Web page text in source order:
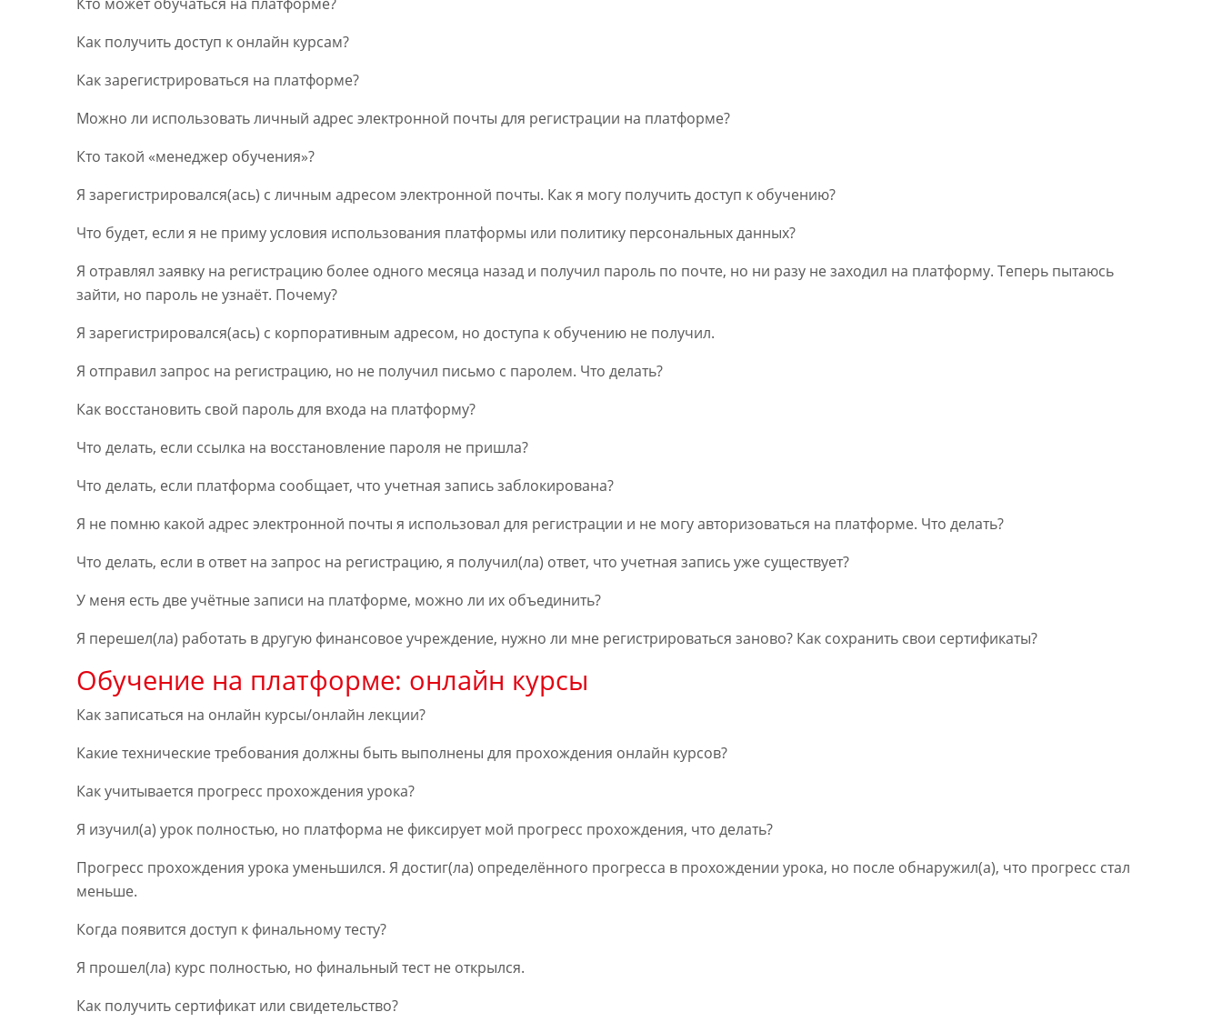
Как получить доступ к онлайн курсам?
Как зарегистрироваться на платформе?
Можно ли использовать личный адрес электронной почты для регистрации на платформе?
Кто такой «менеджер обучения»?
Я зарегистрировался(ась) с личным адресом электронной почты. Как я могу получить доступ к обучению?
Что будет, если я не приму условия использования платформы или политику персональных данных?
Я отравлял заявку на регистрацию более одного месяца назад и получил пароль по почте, но ни разу не заходил на платформу. Теперь пытаюсь
зайти, но пароль не узнаёт. Почему?
Я зарегистрировался(ась) с корпоративным адресом, но доступа к обучению не получил.
Я отправил запрос на регистрацию, но не получил письмо с паролем. Что делать?
Как восстановить свой пароль для входа на платформу?
Что делать, если ссылка на восстановление пароля не пришла?
Что делать, если платформа сообщает, что учетная запись заблокирована?
Я не помню какой адрес электронной почты я использовал для регистрации и не могу авторизоваться на платформе. Что делать?
Что делать, если в ответ на запрос на регистрацию, я получил(ла) ответ, что учетная запись уже существует?
У меня есть две учётные записи на платформе, можно ли их объединить?
Я перешел(ла) работать в другую финансовое учреждение, нужно ли мне регистрироваться заново? Как сохранить свои сертификаты?
Обучение на платформе: онлайн курсы
Как записаться на онлайн курсы/онлайн лекции?
Какие технические требования должны быть выполнены для прохождения онлайн курсов?
Как учитывается прогресс прохождения урока?
Я изучил(а) урок полностью, но платформа не фиксирует мой прогресс прохождения, что делать?
Прогресс прохождения урока уменьшился. Я достиг(ла) определённого прогресса в прохождении урока, но после обнаружил(а), что прогресс стал
меньше.
Когда появится доступ к финальному тесту?
Я прошел(ла) курс полностью, но финальный тест не открылся.
Как получить сертификат или свидетельство?